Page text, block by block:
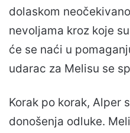
dolaskom
nevoljama kroz koje
će se naći u
udarac za Melisu se
Korak po korak, Alper
donošenja odluke.